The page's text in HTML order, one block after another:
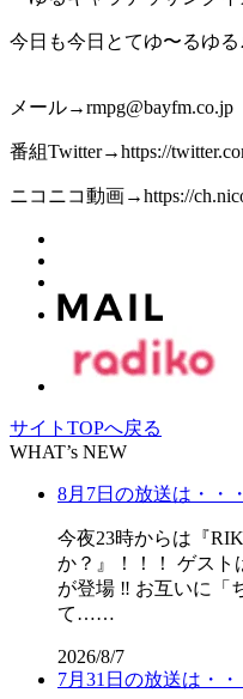
今日も今日とてゆ〜るゆる
メール→rmpg@bayfm.co.jp
番組Twitter→https://
ニコニコ動画→https://
サイトTOPへ戻る
WHAT’s NEW
8月7日の放送は・・・
今夜23時からは『
か？』！！！ ゲスト
が登場 ‼️ お互いに「
て……
2026/8/7
7月31日の放送は・・